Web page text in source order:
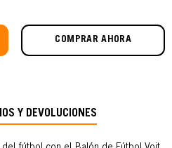
COMPRAR AHORA
Y DEVOLUCIONES